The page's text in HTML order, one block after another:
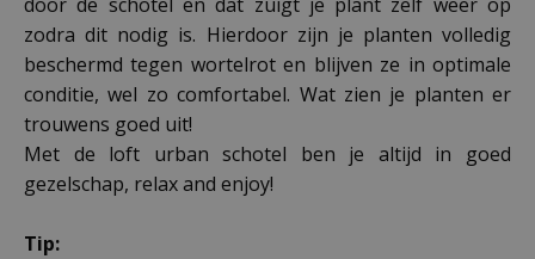
zodra dit nodig is. Hierdoor zijn je planten volledig
beschermd tegen wortelrot en blijven ze in optimale
conditie, wel zo comfortabel. Wat zien je planten er
trouwens goed uit!
Met de loft urban schotel ben je altijd in goed
gezelschap, relax and enjoy!
Tip: